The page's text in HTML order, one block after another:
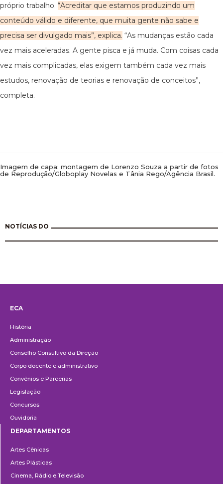
próprio trabalho. “Acreditar que estamos produzindo um
conteúdo válido e diferente, que muita gente não sabe e
precisa ser divulgado mais”, explica. “As mudanças estão cada
vez mais aceleradas. A gente pisca e já muda. Com coisas cada
vez mais complicadas, elas exigem também cada vez mais
estudos, renovação de teorias e renovação de conceitos”,
completa.
Imagem de capa: montagem de Lorenzo Souza a partir de fotos
de Reprodução/Globoplay Novelas e Tânia Rego/Agência Brasil.
NOTÍCIAS DO
ECA
História
Administração
Conselho Consultivo da Direção
Corpo docente e administrativo
Convênios e Parcerias
Legislação
Concursos
Ouvidoria
DEPARTAMENTOS
Artes Cênicas
Artes Plásticas
Cinema, Rádio e Televisão